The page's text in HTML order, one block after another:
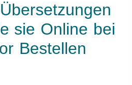
sie Online bei
Bestellen